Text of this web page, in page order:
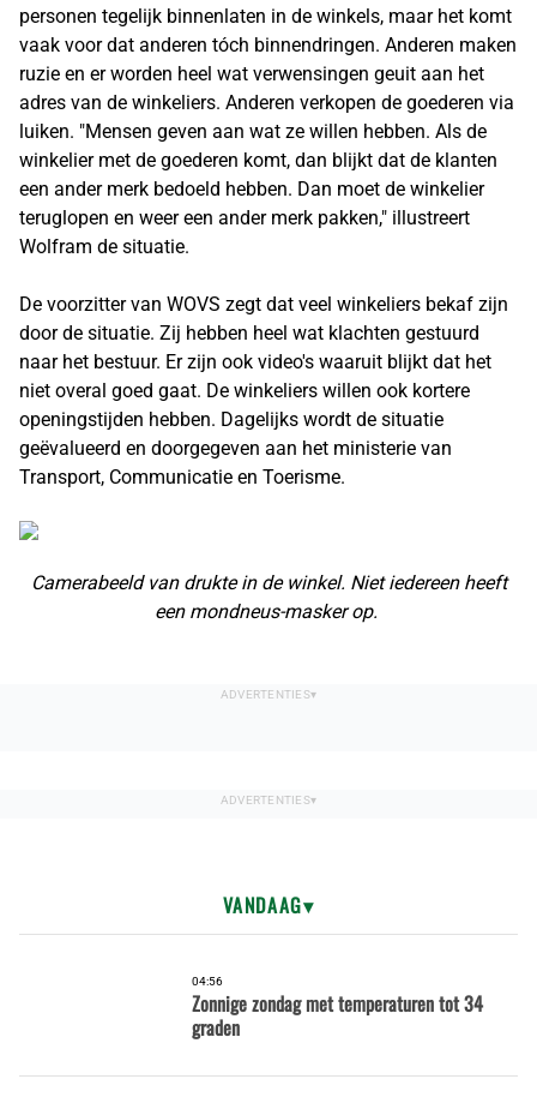
personen tegelijk binnenlaten in de winkels, maar het komt
vaak voor dat anderen tóch binnendringen. Anderen maken
ruzie en er worden heel wat verwensingen geuit aan het
adres van de winkeliers. Anderen verkopen de goederen via
luiken. "Mensen geven aan wat ze willen hebben. Als de
winkelier met de goederen komt, dan blijkt dat de klanten
een ander merk bedoeld hebben. Dan moet de winkelier
teruglopen en weer een ander merk pakken," illustreert
Wolfram de situatie.
De voorzitter van WOVS zegt dat veel winkeliers bekaf zijn
door de situatie. Zij hebben heel wat klachten gestuurd
naar het bestuur. Er zijn ook video's waaruit blijkt dat het
niet overal goed gaat. De winkeliers willen ook kortere
openingstijden hebben. Dagelijks wordt de situatie
geëvalueerd en doorgegeven aan het ministerie van
Transport, Communicatie en Toerisme.
Camerabeeld van drukte in de winkel. Niet iedereen heeft
een mondneus-masker op.
VANDAAG
04:56
Zonnige zondag met temperaturen tot 34
graden